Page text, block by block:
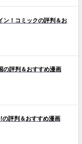
ン！コミックの評判＆お
の評判＆おすすめ漫画
の評判＆おすすめ漫画